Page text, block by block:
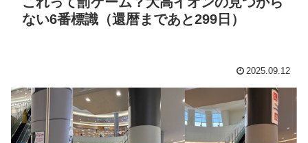
ない6番標識（還暦まであと299日）
2025.09.12